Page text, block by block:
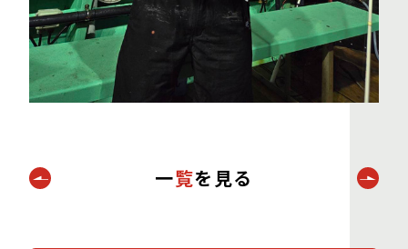
一覧を見る